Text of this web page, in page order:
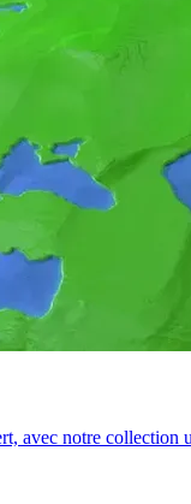
avec notre collection